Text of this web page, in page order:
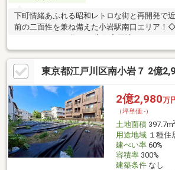
下町情緒あふれる昭和レトロな街と再開発で
前の二面性を兼ね備えた小岩駅南口エリア！
239.48㎡（72.44坪）！◆住宅用地はもちろん
用地としても♪◇建築条件なし♪お好きなハウ
れますよ♪◆確定測量済み、現況更地につき余
なく、すぐに建築可能です■ライフインフォメ
レブン南小岩店：徒歩5分ワイズマートディス
分ドラッグセイムス南小岩7丁目店：徒歩7分
分イトーヨーカドー小岩店：徒歩10分
東京都江戸川区南小岩７ 2億
2億2,980万
（坪単価:-）
土地面積397.7m
用途地域１種住
建ぺい率60%
容積率300%
建築条件なし